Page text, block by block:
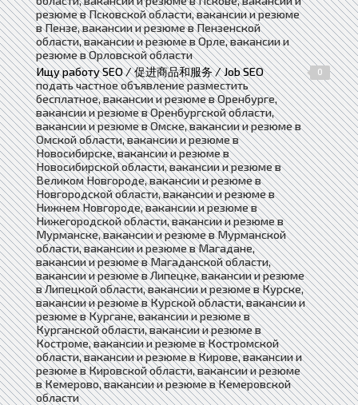
резюме в Псковской области, вакансии и резюме
в Пензе, вакансии и резюме в Пензенской
области, вакансии и резюме в Орле, вакансии и
резюме в Орловской области
Ищу работу SEO / 促进商品和服务 / Job SEO
0
подать частное объявление разместить
бесплатное, вакансии и резюме в Оренбурге,
вакансии и резюме в Оренбургской области,
вакансии и резюме в Омске, вакансии и резюме в
Омской области, вакансии и резюме в
Новосибирске, вакансии и резюме в
Новосибирской области, вакансии и резюме в
Великом Новгороде, вакансии и резюме в
Новгородской области, вакансии и резюме в
Нижнем Новгороде, вакансии и резюме в
Нижегородской области, вакансии и резюме в
Мурманске, вакансии и резюме в Мурманской
области, вакансии и резюме в Магадане,
вакансии и резюме в Магаданской области,
вакансии и резюме в Липецке, вакансии и резюме
в Липецкой области, вакансии и резюме в Курске,
вакансии и резюме в Курской области, вакансии и
резюме в Кургане, вакансии и резюме в
Курганской области, вакансии и резюме в
Костроме, вакансии и резюме в Костромской
области, вакансии и резюме в Кирове, вакансии и
резюме в Кировской области, вакансии и резюме
в Кемерово, вакансии и резюме в Кемеровской
области